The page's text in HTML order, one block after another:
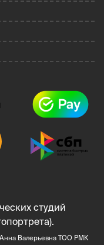
студий
Валерьевна ТОО РМК